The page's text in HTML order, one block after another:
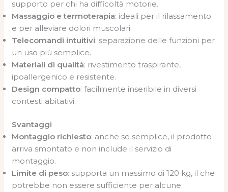
supporto per chi ha difficoltà motorie.
Massaggio e termoterapia: ideali per il rilassamento
e per alleviare dolori muscolari.
Telecomandi intuitivi: separazione delle funzioni per
un uso più semplice.
Materiali di qualità: rivestimento traspirante,
ipoallergenico e resistente.
Design compatto: facilmente inseribile in diversi
contesti abitativi.
Svantaggi
Montaggio richiesto: anche se semplice, il prodotto
arriva smontato e non include il servizio di
montaggio.
Limite di peso: supporta un massimo di 120 kg, il che
potrebbe non essere sufficiente per alcune